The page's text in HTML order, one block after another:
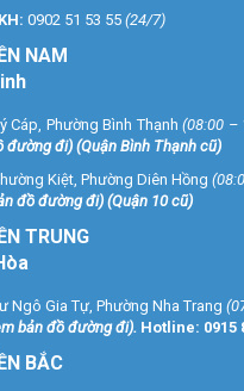
0902 51 53 55 (24/7)
NAM
Cáp, Phường Bình Thạnh (08:00 –
đường đi) (Quận Bình Thạnh cũ)
Kiệt, Phường Diên Hồng
đồ đường đi) (Quận 10 cũ)
TRUNG
Ngô Gia Tự, Phường Nha Trang
bản đồ đường đi). Hotline: 0915
BẮC